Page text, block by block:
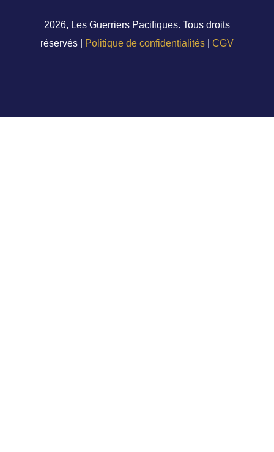
2026, Les Guerriers Pacifiques. Tous droits
réservés |
Politique de confidentialités| CGV